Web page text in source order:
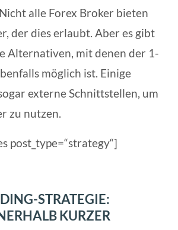
alle Forex Broker bieten
der dies erlaubt. Aber es gibt
Alternativen, mit denen der 1-
möglich ist. Einige
externe Schnittstellen, um
zu nutzen.
post_type=“strategy“]
STRATEGIE:
KURZER